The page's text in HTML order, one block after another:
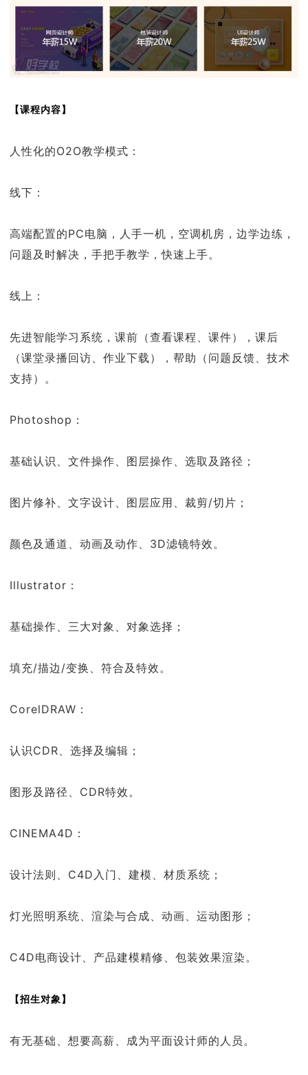
【课程内容】
人性化的O2O教学模式：
线下：
高端配置的PC电脑，人手一机，空调机房，边学边练，
问题及时解决，手把手教学，快速上手。
线上：
先进智能学习系统，课前（查看课程、课件），课后
（课堂录播回访、作业下载），帮助（问题反馈、技术
支持）。
Photoshop：
基础认识、文件操作、图层操作、选取及路径；
图片修补、文字设计、图层应用、裁剪/切片；
颜色及通道、动画及动作、3D滤镜特效。
Illustrator：
基础操作、三大对象、对象选择；
填充/描边/变换、符合及特效。
CorelDRAW：
认识CDR、选择及编辑；
图形及路径、CDR特效。
CINEMA4D：
设计法则、C4D入门、建模、材质系统；
灯光照明系统、渲染与合成、动画、运动图形；
C4D电商设计、产品建模精修、包装效果渲染。
【招生对象】
有无基础、想要高薪、成为平面设计师的人员。